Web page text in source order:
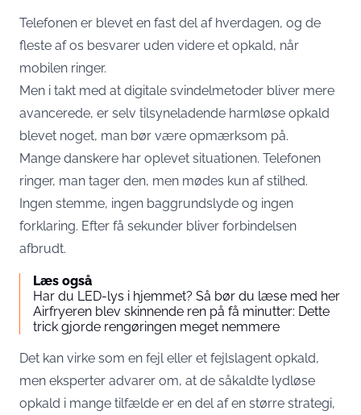
Telefonen er blevet en fast del af hverdagen, og de
fleste af os besvarer uden videre et opkald, når
mobilen ringer.
Men i takt med at digitale svindelmetoder bliver mere
avancerede, er selv tilsyneladende harmløse opkald
blevet noget, man bør være opmærksom på.
Mange danskere har oplevet situationen. Telefonen
ringer, man tager den, men mødes kun af stilhed.
Ingen stemme, ingen baggrundslyde og ingen
forklaring. Efter få sekunder bliver forbindelsen
afbrudt.
Læs også
Har du LED-lys i hjemmet? Så bør du læse med her
Airfryeren blev skinnende ren på få minutter: Dette
trick gjorde rengøringen meget nemmere
Det kan virke som en fejl eller et fejlslagent opkald,
men eksperter advarer om, at de såkaldte lydløse
opkald i mange tilfælde er en del af en større strategi,